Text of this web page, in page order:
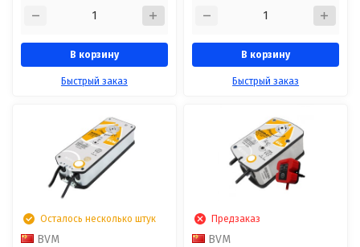
В корзину
Быстрый заказ
В корзину
Быстрый заказ
Осталось несколько штук
BVM
Предзаказ
BVM